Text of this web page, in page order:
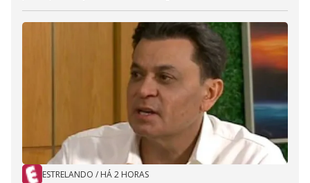
ESTRELANDO / HÁ 2 HORAS